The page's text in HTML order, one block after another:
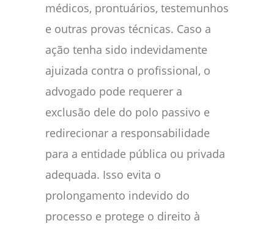
médicos, prontuários, testemunhos
e outras provas técnicas. Caso a
ação tenha sido indevidamente
ajuizada contra o profissional, o
advogado pode requerer a
exclusão dele do polo passivo e
redirecionar a responsabilidade
para a entidade pública ou privada
adequada. Isso evita o
prolongamento indevido do
processo e protege o direito à